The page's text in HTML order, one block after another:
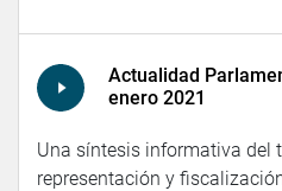
Actualidad
enero 2021
Una síntesis informativa del
representación y